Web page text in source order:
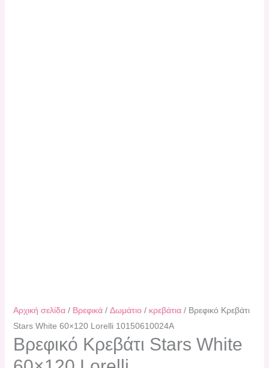
Αρχική σελίδα/ Βρεφικά/ Δωμάτιο/ κρεβάτια/ Βρεφικό Κρεβάτι
Stars White 60×120 Lorelli 10150610024A
Βρεφικό Κρεβάτι Stars White